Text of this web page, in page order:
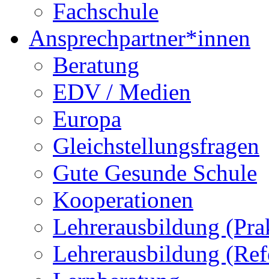
Fachschule
Ansprechpartner*innen
Beratung
EDV / Medien
Europa
Gleichstellungsfragen
Gute Gesunde Schule
Kooperationen
Lehrerausbildung
Lehrerausbildung